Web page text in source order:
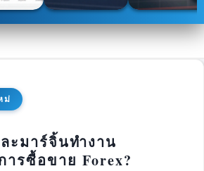
ม่
ละมาร์จิ้นทำงาน
ารซื้อขาย Forex?